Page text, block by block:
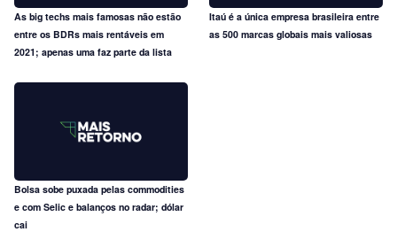
As big techs mais famosas não estão
entre os BDRs mais rentáveis em
2021; apenas uma faz parte da lista
Itaú é a única empresa brasileira entre
as 500 marcas globais mais valiosas
Bolsa sobe puxada pelas commodities
e com Selic e balanços no radar; dólar
cai